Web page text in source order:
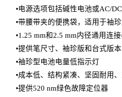
•电源选项包括碱性电池或AC/
•带腰带夹的便携袋，适用于袖
•1.25 mm和2.5 mm内径通用连
•提供笔尺寸、袖珍版和台式版本
•袖珍型电池电量低指示灯
•成本低、结构紧凑、坚固耐用
•提供520 nm绿色故障定位器